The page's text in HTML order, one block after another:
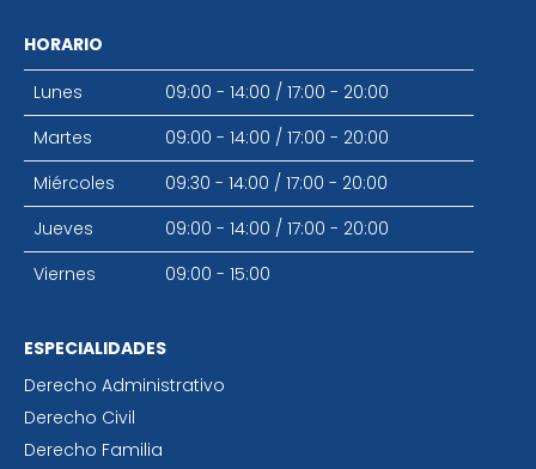
HORARIO
Lunes
09:00 - 14:00 / 17:00 - 20:00
Martes
09:00 - 14:00 / 17:00 - 20:00
Miércoles
09:30 - 14:00 / 17:00 - 20:00
Jueves
09:00 - 14:00 / 17:00 - 20:00
Viernes
09:00 - 15:00
ESPECIALIDADES
Derecho Administrativo
Derecho Civil
Derecho Familia